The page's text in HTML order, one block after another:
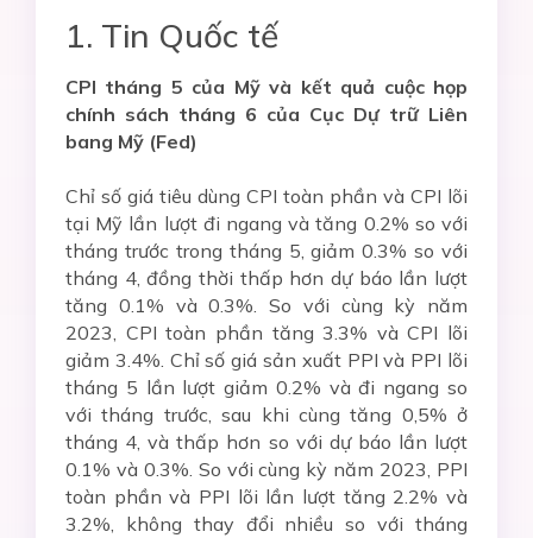
1. Tin Quốc tế
CPI tháng 5 của Mỹ và kết quả cuộc họp
chính sách tháng 6 của Cục Dự trữ Liên
bang Mỹ (Fed)
Chỉ số giá tiêu dùng CPI toàn phần và CPI lõi
tại Mỹ lần lượt đi ngang và tăng 0.2% so với
tháng trước trong tháng 5, giảm 0.3% so với
tháng 4, đồng thời thấp hơn dự báo lần lượt
tăng 0.1% và 0.3%. So với cùng kỳ năm
2023, CPI toàn phần tăng 3.3% và CPI lõi
giảm 3.4%. Chỉ số giá sản xuất PPI và PPI lõi
tháng 5 lần lượt giảm 0.2% và đi ngang so
với tháng trước, sau khi cùng tăng 0,5% ở
tháng 4, và thấp hơn so với dự báo lần lượt
0.1% và 0.3%. So với cùng kỳ năm 2023, PPI
toàn phần và PPI lõi lần lượt tăng 2.2% và
3.2%, không thay đổi nhiều so với tháng